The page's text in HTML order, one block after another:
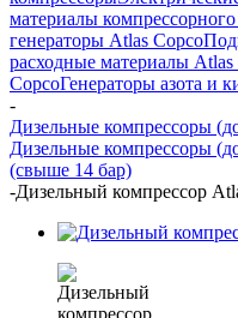
материалы
генераторы Atlas Copco
расходные материалы Atlas
CopcoГенераторы азота и
-
Дизельные компрессоры
Дизельные компрессоры
(свыше 14 бар)
-Дизельный компрессор